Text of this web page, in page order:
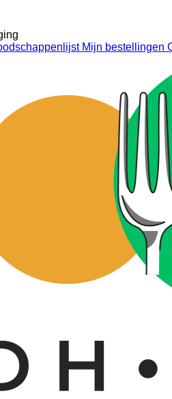
Mijn bestellingen